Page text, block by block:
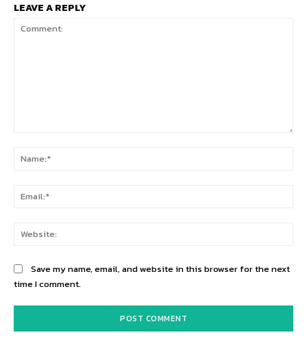
LEAVE A REPLY
Save my name, email, and website in this browser for the next
time I comment.